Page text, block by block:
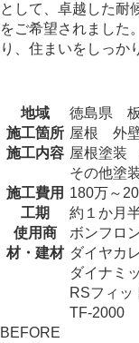
として、卓越した耐
をご希望されました
り、住まいをしっか
地域
徳島県
施工箇所 屋根 外
施工内容 屋根塗装
その他
施工費用 180万～
工期
約１か月
使用商
材・建材
ボンフロ
ダイヤカ
ダイナミ
RSフィッ
TF-2000
BEFORE